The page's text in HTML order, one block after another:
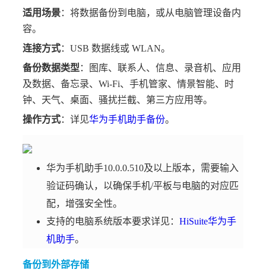
适用场景：将数据备份到电脑，或从电脑管理设备内
容。
连接方式：USB 数据线或 WLAN。
备份数据类型 ：图库、联系人、信息、录音机、应用
及数据、备忘录、Wi-Fi、手机管家、情景智能、时
钟、天气、桌面、骚扰拦截、第三方应用等。
操作方式：详见华为手机助手备份。
华为手机助手10.0.0.510及以上版本，需要输入
验证码确认，以确保手机/平板与电脑的对应匹
配，增强安全性。
支持的电脑系统版本要求详见：HiSuite华为手
机助手。
备份到外部存储